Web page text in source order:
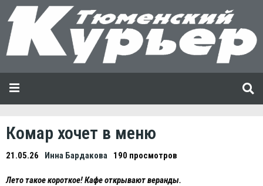
Комар хочет в меню
21.05.26 Инна Бардакова 190 просмотров
Лето такое короткое! Кафе открывают веранды.